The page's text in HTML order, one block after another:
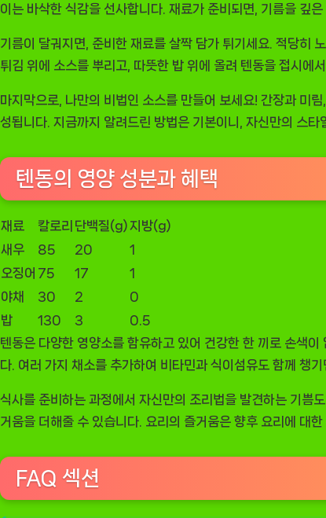
이는 바삭한 식감을 선사합니다. 재료가 준비되면, 기름을 깊
기름이 달궈지면, 준비한 재료를 살짝 담가 튀기세요. 적당히
튀김 위에 소스를 뿌리고, 따뜻한 밥 위에 올려 텐동을 접시에
마지막으로, 나만의 비법인 소스를 만들어 보세요! 간장과 미
성됩니다. 지금까지 알려드린 방법은 기본이니, 자신만의 스타
텐동의 영양 성분과 혜택
재료 칼로리 단백질(g)지방(g)
새우
85 20
1
오징어 75 17
1
야채
30 2
0
밥
130 3
0.5
텐동은 다양한 영양소를 함유하고 있어 건강한 한 끼로 손색
다. 여러 가지 채소를 추가하여 비타민과 식이섬유도 함께 챙
식사를 준비하는 과정에서 자신만의 조리법을 발견하는 기쁨
거움을 더해줄 수 있습니다. 요리의 즐거움은 향후 요리에 대
FAQ 섹션